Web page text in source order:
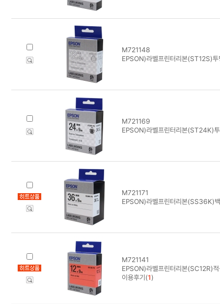
M721148
EPSON)라벨프린터리본(ST12S)투
M721169
EPSON)라벨프린터리본(ST24K)
M721171
EPSON)라벨프린터리본(SS36K)
M721141
EPSON)라벨프린터리본(SC12R)
이용후기(1)